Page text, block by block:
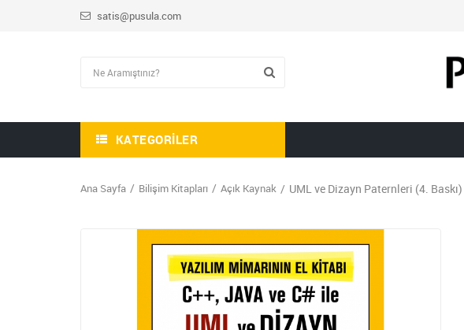
satis@pusula.com
KATEGORILER
Ana Sayfa Bilişim Kitapları Açık Kaynak UML ve Dizayn Paternleri (4. Baskı)